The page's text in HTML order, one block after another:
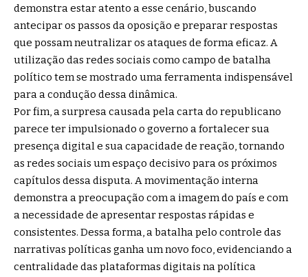
demonstra estar atento a esse cenário, buscando
antecipar os passos da oposição e preparar respostas
que possam neutralizar os ataques de forma eficaz. A
utilização das redes sociais como campo de batalha
político tem se mostrado uma ferramenta indispensável
para a condução dessa dinâmica.
Por fim, a surpresa causada pela carta do republicano
parece ter impulsionado o governo a fortalecer sua
presença digital e sua capacidade de reação, tornando
as redes sociais um espaço decisivo para os próximos
capítulos dessa disputa. A movimentação interna
demonstra a preocupação com a imagem do país e com
a necessidade de apresentar respostas rápidas e
consistentes. Dessa forma, a batalha pelo controle das
narrativas políticas ganha um novo foco, evidenciando a
centralidade das plataformas digitais na política